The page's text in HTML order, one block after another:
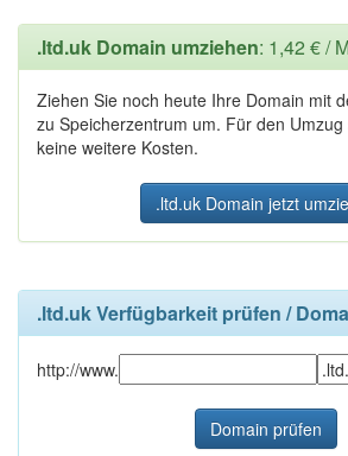
.ltd.uk Domain umziehen: 1,42 € /
Ziehen Sie noch heute Ihre Domain mit
zu Speicherzentrum um. Für den
keine weitere Kosten.
.ltd.uk Domain jetzt
.ltd.uk Verfügbarkeit prüfen /
http://www.